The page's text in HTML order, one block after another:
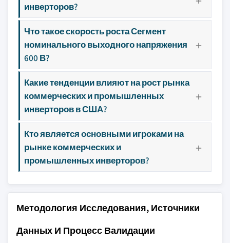
инверторов?
Что такое скорость роста Сегмент
номинального выходного напряжения
600 В?
Какие тенденции влияют на рост рынка
коммерческих и промышленных
инверторов в США?
Кто является основными игроками на
рынке коммерческих и
промышленных инверторов?
Методология Исследования, Источники
Данных И Процесс Валидации